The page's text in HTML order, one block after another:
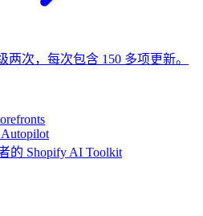
两次，每次包含 150 多项更新。
Autopilot
的 Shopify AI Toolkit